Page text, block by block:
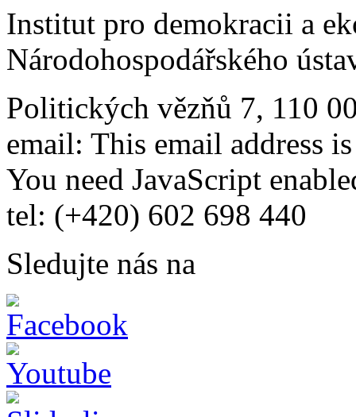
Institut pro demokracii a
Národohospodářského
Politických vězňů 7, 110
email: This email address
You need JavaScript
tel: (+420) 602 698 440
Sledujte nás na